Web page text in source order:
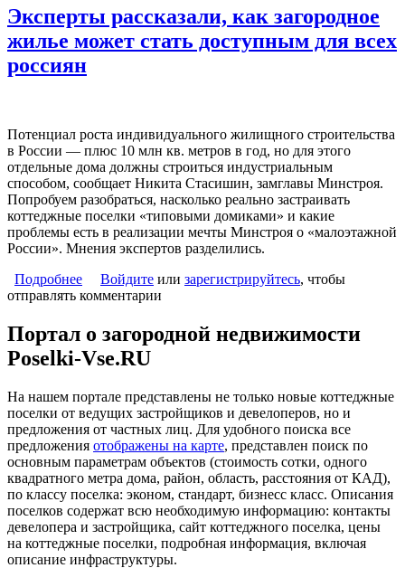
Эксперты рассказали, как загородное
жилье может стать доступным для всех
россиян
Потенциал роста индивидуального жилищного строительства
в России — плюс 10 млн кв. метров в год, но для этого
отдельные дома должны строиться индустриальным
способом, сообщает Никита Стасишин, замглавы Минстроя.
Попробуем разобраться, насколько реально застраивать
коттеджные поселки «типовыми домиками» и какие
проблемы есть в реализации мечты Минстроя о «малоэтажной
России». Мнения экспертов разделились.
Подробнее о Эксперты рассказали, как загородное жилье
может стать доступным для всех россиян
Войдите или зарегистрируйтесь, чтобы
отправлять комментарии
Портал о загородной недвижимости
Poselki-Vse.RU
На нашем портале представлены не только новые коттеджные
поселки от ведущих застройщиков и девелоперов, но и
предложения от частных лиц. Для удобного поиска все
предложения отображены на карте, представлен поиск по
основным параметрам объектов (стоимость сотки, одного
квадратного метра дома, район, область, расстояния от КАД),
по классу поселка: эконом, стандарт, бизнесс класс. Описания
поселков содержат всю необходимую информацию: контакты
девелопера и застройщика, сайт коттеджного поселка, цены
на коттеджные поселки, подробная информация, включая
описание инфраструктуры.